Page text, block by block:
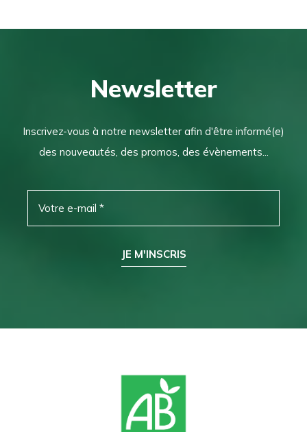
Newsletter
Inscrivez-vous à notre newsletter afin d'être informé(e)
des nouveautés, des promos, des évènements...